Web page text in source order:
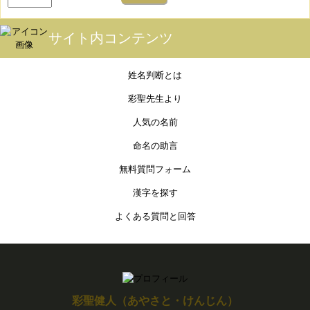
サイト内コンテンツ
姓名判断とは
彩聖先生より
人気の名前
命名の助言
無料質問フォーム
漢字を探す
よくある質問と回答
彩聖健人（あやさと・けんじん）